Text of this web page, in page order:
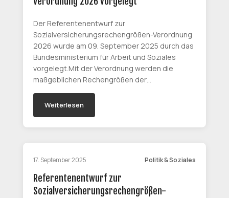
Der Referentenentwurf zur
Sozialversicherungsrechengrößen-Verordnung
2026 wurde am 09. September 2025 durch das
Bundesministerium für Arbeit und Soziales
vorgelegt.Mit der Verordnung werden die
maßgeblichen Rechengrößen der…
Weiterlesen
17. September 2025 Politik & Soziales
Referentenentwurf zur
Sozialversicherungsrechengrößen-